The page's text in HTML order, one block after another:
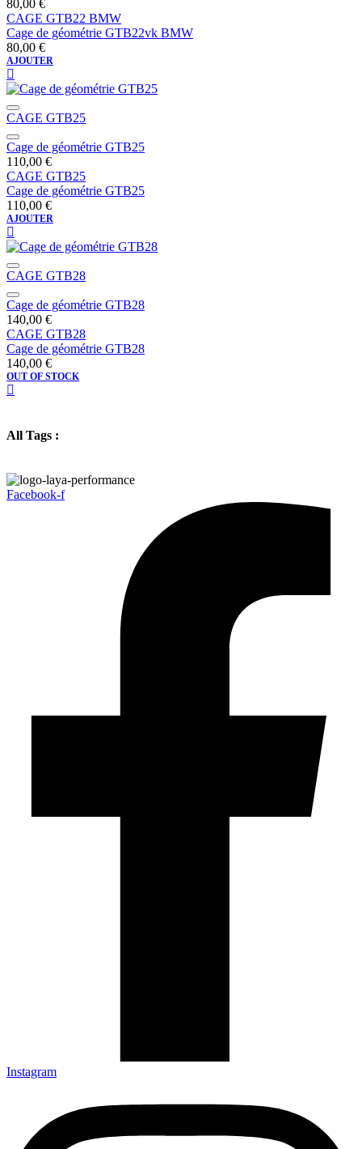
80,00 €
CAGE GTB22 BMW
Cage de géométrie GTB22vk BMW
80,00 €
AJOUTER
CAGE GTB25
Cage de géométrie GTB25
110,00 €
CAGE GTB25
Cage de géométrie GTB25
110,00 €
AJOUTER
CAGE GTB28
Cage de géométrie GTB28
140,00 €
CAGE GTB28
Cage de géométrie GTB28
140,00 €
OUT OF STOCK
All Tags :
Facebook-f
Instagram